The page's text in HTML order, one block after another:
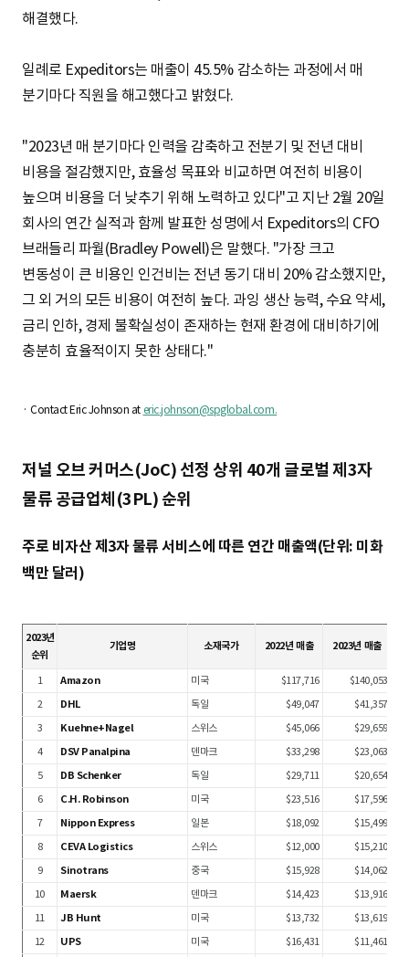
해결했다.
일례로 Expeditors는 매출이 45.5% 감소하는 과정에서 매
분기마다 직원을 해고했다고 밝혔다.
"2023년 매 분기마다 인력을 감축하고 전분기 및 전년 대비
비용을 절감했지만, 효율성 목표와 비교하면 여전히 비용이
높으며 비용을 더 낮추기 위해 노력하고 있다"고 지난 2월 20일
회사의 연간 실적과 함께 발표한 성명에서 Expeditors의 CFO
브래들리 파월(Bradley Powell)은 말했다. "가장 크고
변동성이 큰 비용인 인건비는 전년 동기 대비 20% 감소했지만,
그 외 거의 모든 비용이 여전히 높다. 과잉 생산 능력, 수요 약세,
금리 인하, 경제 불확실성이 존재하는 현재 환경에 대비하기에
충분히 효율적이지 못한 상태다."
· Contact Eric Johnson at eric.johnson@spglobal.com.
저널 오브 커머스(JoC) 선정 상위 40개 글로벌 제3자
물류 공급업체(3PL) 순위
주로 비자산 제3자 물류 서비스에 따른 연간 매출액(단위: 미화
백만 달러)
2023년
순위
기업명 소재국가 2022년 매출 2023년 매출
1
Amazon 미국 $117,716
$140,053
2
DHL 독일 $49,047
$41,357
3
Kuehne+Nagel 스위스 $45,066
$29,659
4
DSV Panalpina 덴마크 $33,298
$23,063
5
DB Schenker 독일 $29,711
$20,654
6
C.H. Robinson 미국 $23,516
$17,596
7
Nippon Express 일본 $18,092
$15,499
8
CEVA Logistics 스위스 $12,000
$15,210
9
Sinotrans 중국 $15,928
$14,062
10
Maersk 덴마크 $14,423
$13,916
11
JB Hunt 미국 $13,732
$13,619
12
UPS 미국 $16,431
$11,461